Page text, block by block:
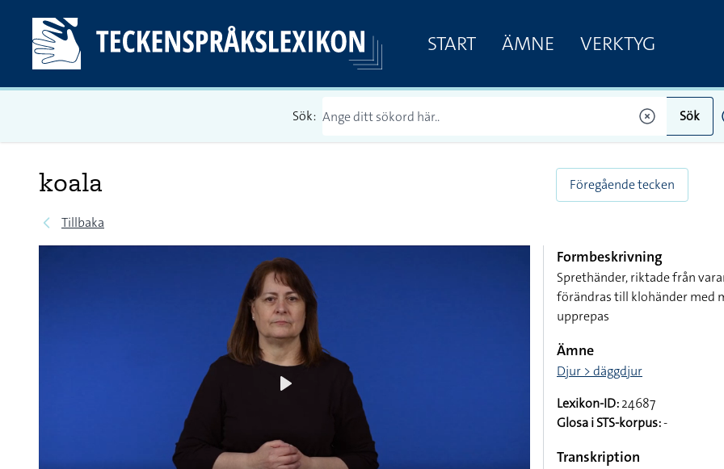
START ÄMNE VERKTYG
Sök: Sök
koala
Tillbaka
Föregående tecken
Formbeskrivning
Sprethänder, riktade från
förändras till klohänder med
upprepas
Ämne
Djur > däggdjur
Lexikon-ID:24687
Glosa i STS-korpus:-
Transkription